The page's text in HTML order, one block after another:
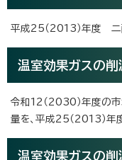
平成25（2013）年度
温室効果ガスの削
令和12（2030）年度の市
量を、平成25（2013）
温室効果ガスの削